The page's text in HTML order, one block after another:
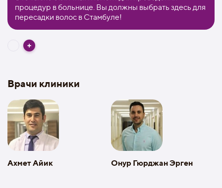
процедур в больнице. Вы должны выбрать здесь для
пересадки волос в Стамбуле!
Врачи клиники
Ахмет Айик Онур Гюрджан Эрген